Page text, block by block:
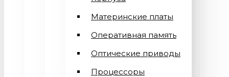
Материнские платы
Оперативная память
Оптические приводы
Процессоры